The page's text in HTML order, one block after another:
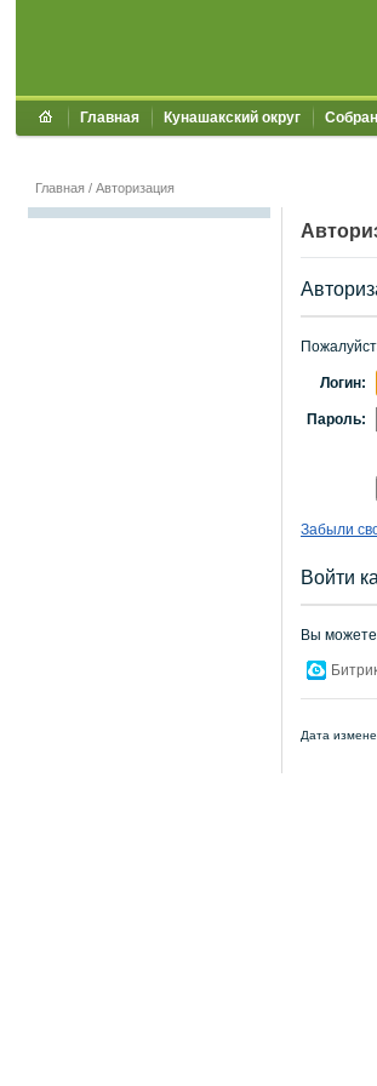
Главная Кунашакский округ
Главная / Авторизация
Логин:
Пароль:
Забыли
Войти
Вы можете
Дата